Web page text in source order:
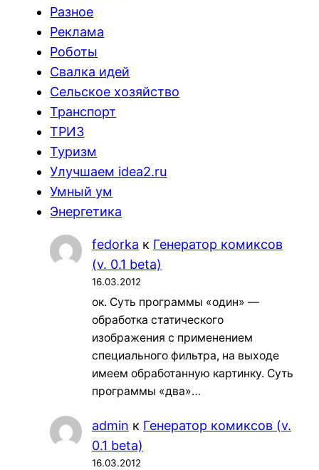
Разное
Реклама
Роботы
Свалка идей
Сельское хозяйство
Транспорт
ТРИЗ
Туризм
Улучшаем idea2.ru
Умный ум
Энергетика
fedorka к Генератор комиксов
(v. 0.1 beta)
16.03.2012
ок. Суть программы «один» —
обработка статического
изображения с применением
специального фильтра, на выходе
имеем обработанную картинку. Суть
программы «два»…
admin к Генератор комиксов (v.
0.1 beta)
16.03.2012